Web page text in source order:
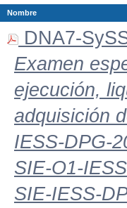
Nombre
DNA7-
Examen
ejecución,
adquisición
IESS-DPG-
SIE-O1-
SIE-IESS-